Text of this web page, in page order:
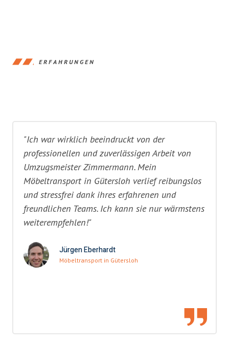
ERFAHRUNGEN
"Ich war wirklich beeindruckt von der
professionellen und zuverlässigen Arbeit von
Umzugsmeister Zimmermann. Mein
Möbeltransport in Gütersloh verlief reibungslos
und stressfrei dank ihres erfahrenen und
freundlichen Teams. Ich kann sie nur wärmstens
weiterempfehlen!"
Jürgen Eberhardt
Möbeltransport in Gütersloh